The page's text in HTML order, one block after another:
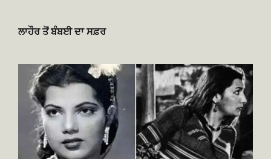
ਲਾਹੌਰ ਤੋਂ ਬੰਬਈ ਦਾ ਸਫ਼ਰ